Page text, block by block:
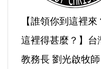
【誰領你到這裡
這裡得甚麼？】
教務長 劉光啟牧師